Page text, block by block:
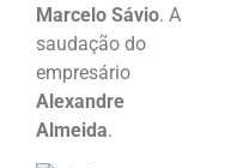
Marcelo Sávio. A
saudação do
empresário
Alexandre
Almeida.